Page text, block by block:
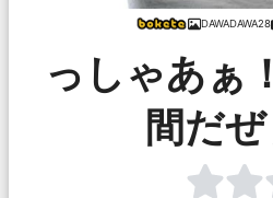
DAWADAWA28
っしゃあぁ
間だぜ